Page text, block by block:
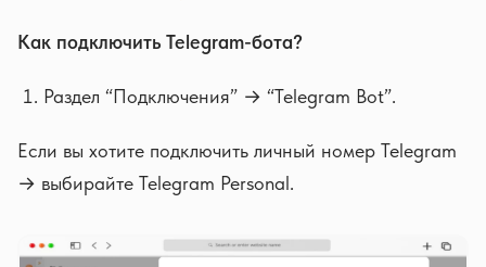
Как подключить Telegram-бота?
Раздел “Подключения” → “Telegram Bot”.
Если вы хотите подключить личный номер Telegram
→ выбирайте Telegram Personal.